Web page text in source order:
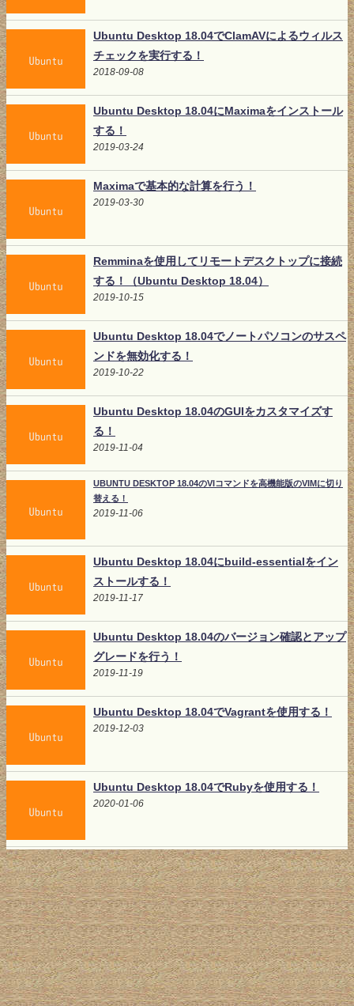
Ubuntu Desktop 18.04でClamAVによるウィルス
チェックを実行する！
2018-09-08
Ubuntu Desktop 18.04にMaximaをインストール
する！
2019-03-24
Maximaで基本的な計算を行う！
2019-03-30
Remminaを使用してリモートデスクトップに接続
する！（Ubuntu Desktop 18.04）
2019-10-15
Ubuntu Desktop 18.04でノートパソコンのサスペ
ンドを無効化する！
2019-10-22
Ubuntu Desktop 18.04のGUIをカスタマイズす
る！
2019-11-04
UBUNTU DESKTOP 18.04のVIコマンドを高機能版のVIMに切り
替える！
2019-11-06
Ubuntu Desktop 18.04にbuild-essentialをイン
ストールする！
2019-11-17
Ubuntu Desktop 18.04のバージョン確認とアップ
グレードを行う！
2019-11-19
Ubuntu Desktop 18.04でVagrantを使用する！
2019-12-03
Ubuntu Desktop 18.04でRubyを使用する！
2020-01-06